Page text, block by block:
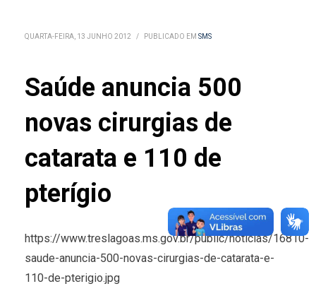
QUARTA-FEIRA, 13 JUNHO 2012 / PUBLICADO EM SMS
Saúde anuncia 500
novas cirurgias de
catarata e 110 de
pterígio
https://www.treslagoas.ms.gov.br/public/noticias/16810-
saude-anuncia-500-novas-cirurgias-de-catarata-e-
110-de-pterigio.jpg